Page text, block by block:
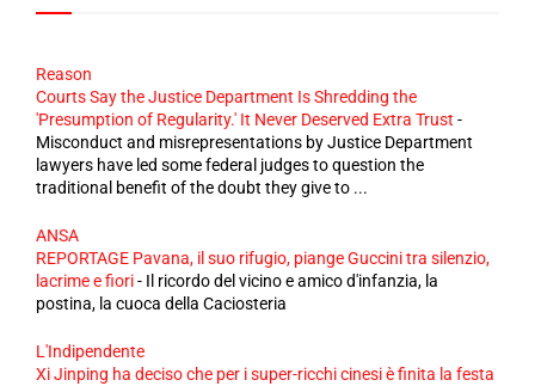
Reason
Courts Say the Justice Department Is Shredding the
'Presumption of Regularity.' It Never Deserved Extra Trust -
Misconduct and misrepresentations by Justice Department
lawyers have led some federal judges to question the
traditional benefit of the doubt they give to ...
ANSA
REPORTAGE Pavana, il suo rifugio, piange Guccini tra silenzio,
lacrime e fiori- Il ricordo del vicino e amico d'infanzia, la
postina, la cuoca della Caciosteria
L'Indipendente
Xi Jinping ha deciso che per i super-ricchi cinesi è finita la festa